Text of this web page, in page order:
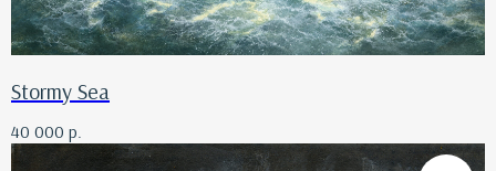
Stormy Sea
40 000 р.